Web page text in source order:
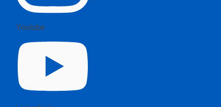
Youtube